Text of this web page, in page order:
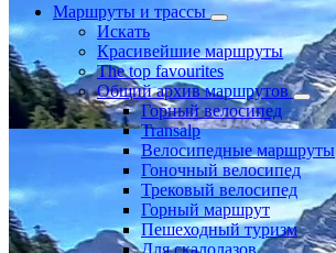
Маршруты и трассы
Искать
Красивейшие маршруты
The top favourites
Общий архив маршрутов
Горный велосипед
Transalp
Велосипедные маршруты
Гоночный велосипед
Трековый велосипед
Горный маршрут
Пешеходный туризм
Для скалолазов